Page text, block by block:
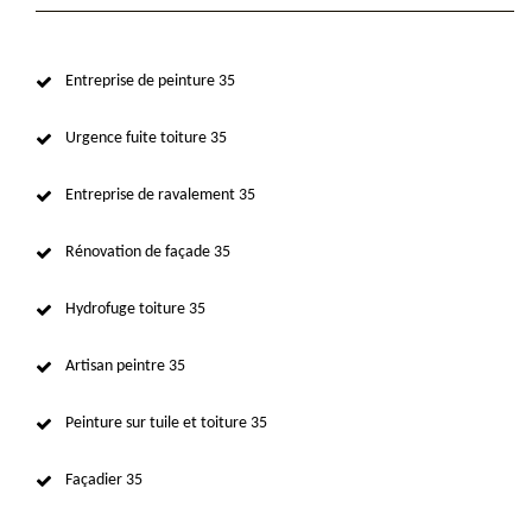
Entreprise de peinture 35
Urgence fuite toiture 35
Entreprise de ravalement 35
Rénovation de façade 35
Hydrofuge toiture 35
Artisan peintre 35
Peinture sur tuile et toiture 35
Façadier 35